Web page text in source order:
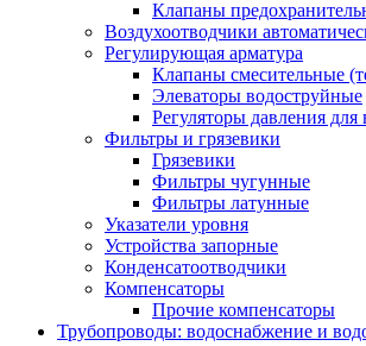
Клапаны
Воздухоотводчики
Регулирующая арматура
Клапаны смесительные
Элеваторы водоструйные
Регуляторы давления для
Фильтры и грязевики
Грязевики
Фильтры чугунные
Фильтры латунные
Указатели уровня
Устройства запорные
Конденсатоотводчики
Компенсаторы
Прочие компенсаторы
Трубопроводы: водоснабжение и